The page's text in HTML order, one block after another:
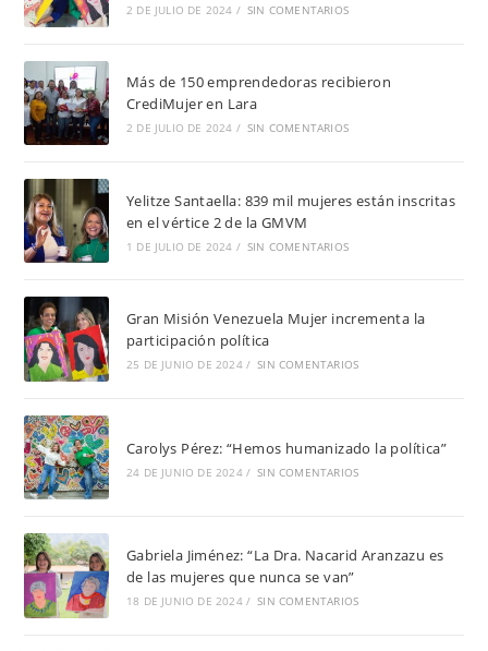
2 DE JULIO DE 2024 / SIN COMENTARIOS
Más de 150 emprendedoras recibieron
CrediMujer en Lara
2 DE JULIO DE 2024 / SIN COMENTARIOS
Yelitze Santaella: 839 mil mujeres están inscritas
en el vértice 2 de la GMVM
1 DE JULIO DE 2024 / SIN COMENTARIOS
Gran Misión Venezuela Mujer incrementa la
participación política
25 DE JUNIO DE 2024 / SIN COMENTARIOS
Carolys Pérez: “Hemos humanizado la política”
24 DE JUNIO DE 2024 / SIN COMENTARIOS
Gabriela Jiménez: “La Dra. Nacarid Aranzazu es
de las mujeres que nunca se van”
18 DE JUNIO DE 2024 / SIN COMENTARIOS